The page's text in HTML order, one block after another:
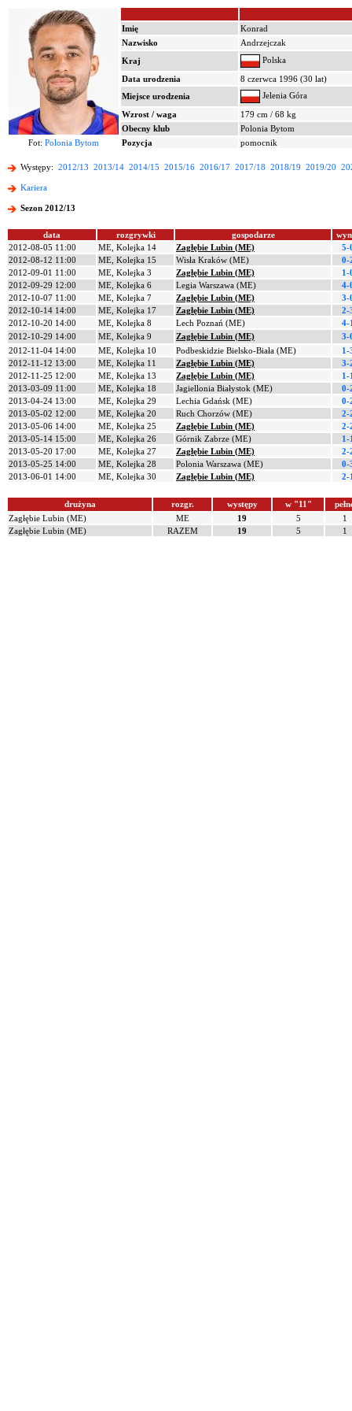
Imię
Konrad
Nazwisko
Andrzejczak
Kraj
Polska
Data urodzenia
8 czerwca 1996 (30 lat)
Miejsce urodzenia
Jelenia Góra
Wzrost / waga
179 cm / 68 kg
Obecny klub
Polonia Bytom
Fot: Polonia Bytom Pozycja pomocnik
Występy: 2012/13 2013/14 2014/15 2015/16 2016/17 2017/18 2018/19 2019/20
Kariera
Sezon 2012/13
data rozgrywki gospodarze
2012-08-05 11:00
ME, Kolejka 14 Zagłębie Lubin (ME)
5-
2012-08-12 11:00
ME, Kolejka 15 Wisła Kraków (ME)
0-
2012-09-01 11:00
ME, Kolejka 3 Zagłębie Lubin (ME)
1-
2012-09-29 12:00
ME, Kolejka 6 Legia Warszawa (ME)
4-
2012-10-07 11:00
ME, Kolejka 7 Zagłębie Lubin (ME)
3-
2012-10-14 14:00
ME, Kolejka 17 Zagłębie Lubin (ME)
2-
2012-10-20 14:00
ME, Kolejka 8 Lech Poznań (ME)
4-
2012-10-29 14:00
ME, Kolejka 9 Zagłębie Lubin (ME)
3-
2012-11-04 14:00
ME, Kolejka 10 Podbeskidzie Bielsko-Biała (ME)
1-
2012-11-12 13:00
ME, Kolejka 11 Zagłębie Lubin (ME)
3-
2012-11-25 12:00
ME, Kolejka 13 Zagłębie Lubin (ME)
1-
2013-03-09 11:00
ME, Kolejka 18 Jagiellonia Białystok (ME)
0-
2013-04-24 13:00
ME, Kolejka 29 Lechia Gdańsk (ME)
0-
2013-05-02 12:00
ME, Kolejka 20 Ruch Chorzów (ME)
2-
2013-05-06 14:00
ME, Kolejka 25 Zagłębie Lubin (ME)
2-
2013-05-14 15:00
ME, Kolejka 26 Górnik Zabrze (ME)
1-
2013-05-20 17:00
ME, Kolejka 27 Zagłębie Lubin (ME)
2-
2013-05-25 14:00
ME, Kolejka 28 Polonia Warszawa (ME)
0-
2013-06-01 14:00
ME, Kolejka 30 Zagłębie Lubin (ME) 2-
drużyna rozgr. występy w "11"
Zagłębie Lubin (ME)
ME 19 5
1
Zagłębie Lubin (ME)
RAZEM 19 5 1